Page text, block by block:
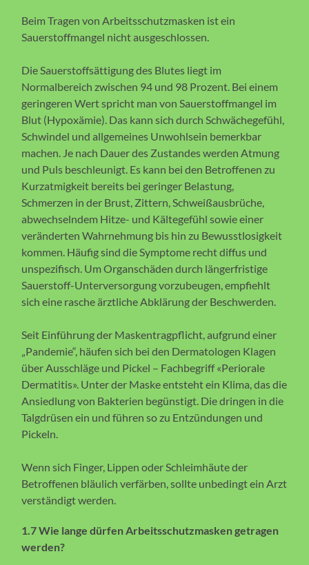
Beim Tragen von Arbeitsschutzmasken ist ein
Sauerstoffmangel nicht ausgeschlossen.
Die Sauerstoffsättigung des Blutes liegt im
Normalbereich zwischen 94 und 98 Prozent. Bei einem
geringeren Wert spricht man von Sauerstoffmangel im
Blut (Hypoxämie). Das kann sich durch Schwächegefühl,
Schwindel und allgemeines Unwohlsein bemerkbar
machen. Je nach Dauer des Zustandes werden Atmung
und Puls beschleunigt. Es kann bei den Betroffenen zu
Kurzatmigkeit bereits bei geringer Belastung,
Schmerzen in der Brust, Zittern, Schweißausbrüche,
abwechselndem Hitze- und Kältegefühl sowie einer
veränderten Wahrnehmung bis hin zu Bewusstlosigkeit
kommen. Häufig sind die Symptome recht diffus und
unspezifisch. Um Organschäden durch längerfristige
Sauerstoff-Unterversorgung vorzubeugen, empfiehlt
sich eine rasche ärztliche Abklärung der Beschwerden.
Seit Einführung der Maskentragpflicht, aufgrund einer
„Pandemie“, häufen sich bei den Dermatologen Klagen
über Ausschläge und Pickel – Fachbegriff «Periorale
Dermatitis». Unter der Maske entsteht ein Klima, das die
Ansiedlung von Bakterien begünstigt. Die dringen in die
Talgdrüsen ein und führen so zu Entzündungen und
Pickeln.
Wenn sich Finger, Lippen oder Schleimhäute der
Betroffenen bläulich verfärben, sollte unbedingt ein Arzt
verständigt werden.
1.7 Wie lange dürfen Arbeitsschutzmasken getragen
werden?